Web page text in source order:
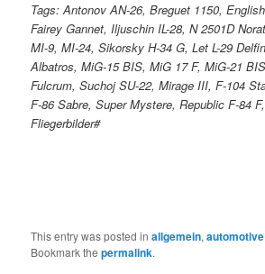
Tags: Antonov AN-26, Breguet 1150,
Fairey Gannet, Iljuschin IL-28, N 2501D
MI-9, MI-24, Sikorsky H-34 G, Let L-29
Albatros, MiG-15 BIS, MiG 17 F, MiG-21
Fulcrum, Suchoj SU-22, Mirage III, F-104
F-86 Sabre, Super Mystere, Republic F-84
Fliegerbilder#
This entry was posted inallgemein,automotive
Bookmark thepermalink.